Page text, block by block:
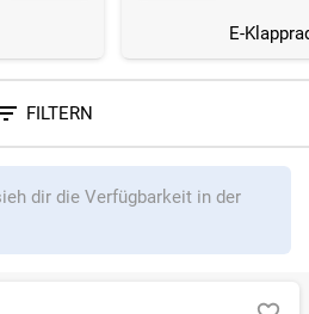
E-
FILTERN
ERSPARNIS IN %
dir die Verfügbarkeit in der